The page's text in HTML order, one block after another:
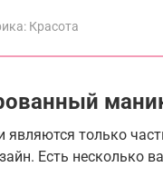
Красота
являются только
Есть несколько